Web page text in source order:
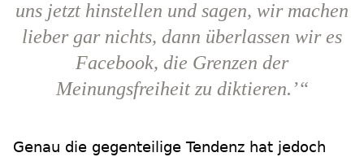
uns jetzt hinstellen und sagen, wir machen
lieber gar nichts, dann überlassen wir es
Facebook, die Grenzen der
Meinungsfreiheit zu diktieren.’“
Genau die gegenteilige Tendenz hat jedoch